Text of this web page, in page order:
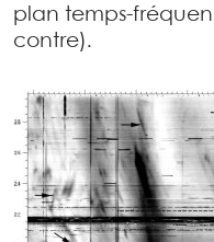
plan temps-
contre).